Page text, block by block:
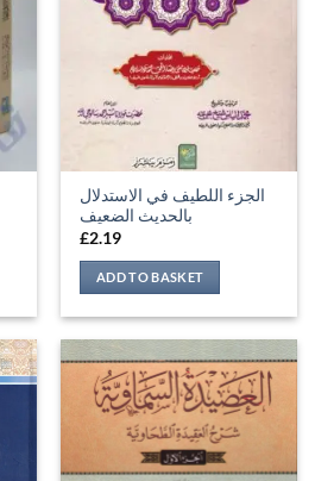
الجزء اللطيف في الاستدلال
بالحديث الضعيف
£2.19
ADD TO BASKET